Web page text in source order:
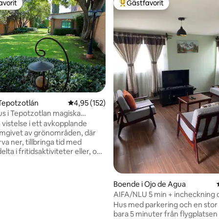
4,95 av 5 i genomsnittligt betyg, 152
4,95 (152)
i Tepotzotlan magiska
vistelse i ett avkopplande
av grönområden, där
ner, tillbringa tid med
i fritidsaktiviteter eller, om
Populär gästfavorit
Gästfavorit
Boende i Ojo de Agua
AIFA/NLU 5 min + incheckning
runt + faktura-parkering-V
Hus med parkering och en
bara 5 minuter från flygplatsen